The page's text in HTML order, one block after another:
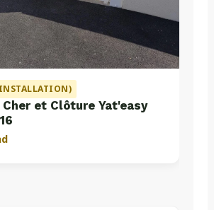
et Clôture Yat'easy